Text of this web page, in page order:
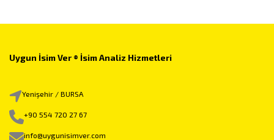
Uygun İsim Ver ® İsim Analiz Hizmetleri
Yenişehir / BURSA
+90 554 720 27 67
info@uygunisimver.com